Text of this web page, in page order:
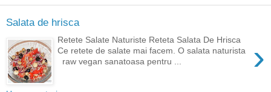
Salata de hrisca
›
Retete Salate Naturiste Reteta Salata De Hrisca
Ce retete de salate mai facem. O salata naturista
raw vegan sanatoasa pentru ...